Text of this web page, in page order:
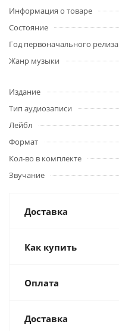
Информация о товаре
Состояние
Год первоначального релиза
Жанр музыки
Издание
Тип аудиозаписи
Лейбл
Формат
Кол-во в комплекте
Звучание
Доставка
Как купить
Оплата
Доставка